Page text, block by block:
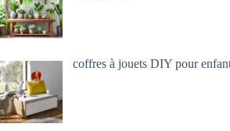
coffres à jouets DIY pour